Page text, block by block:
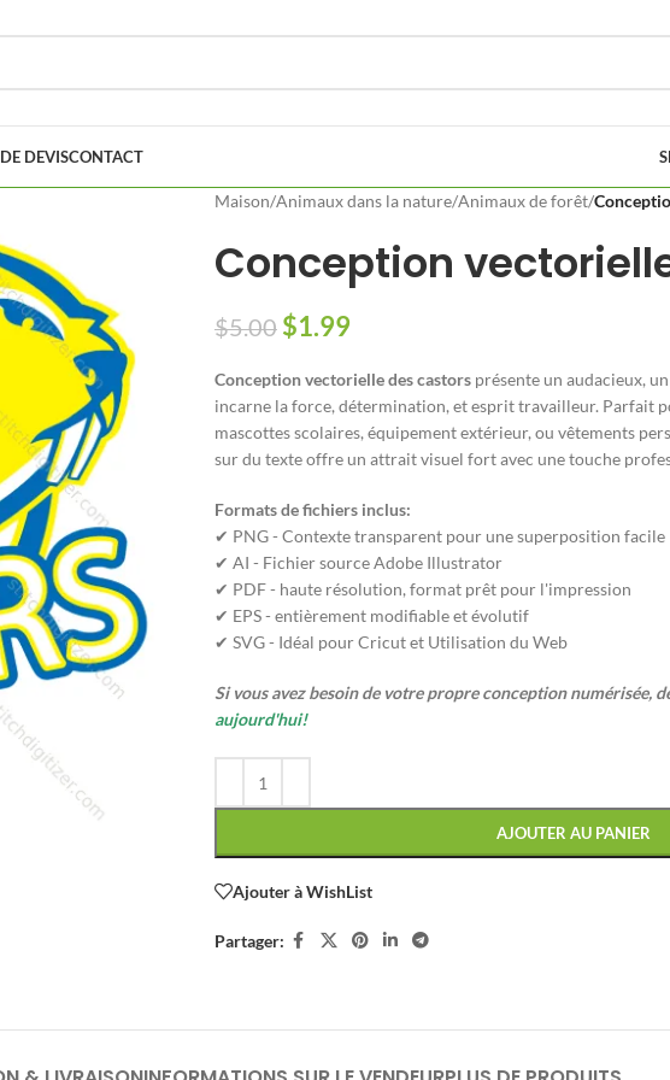
DEVISCONTACT
Maison/Animaux dans la nature/Animaux de forêt/
Conception
$5.00 $1.99
Conception vectorielle des castorsprésente un audacieux,
incarne la force, détermination, et esprit travailleur. Parfait
mascottes scolaires, équipement extérieur, ou vêtements
sur du texte offre un attrait visuel fort avec une touche
Formats de fichiers inclus:
✔ PNG - Contexte transparent pour une superposition facile
✔ AI - Fichier source Adobe Illustrator
✔ PDF - haute résolution, format prêt pour l'impression
✔ EPS - entièrement modifiable et évolutif
✔ SVG - Idéal pour Cricut et Utilisation du Web
Si vous avez besoin de votre propre conception numérisée,
aujourd'hui!
AJOUTER AU PANIER
Ajouter à WishList
Partager: